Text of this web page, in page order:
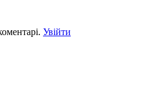
Увійти